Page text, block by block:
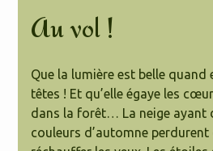
Au vol !
Que la lumière est belle quand
têtes ! Et qu’elle égaye les
dans la forêt… La neige ayant
couleurs d’automne